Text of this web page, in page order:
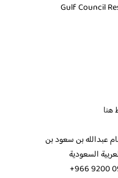
عبدالله بن سعود بن